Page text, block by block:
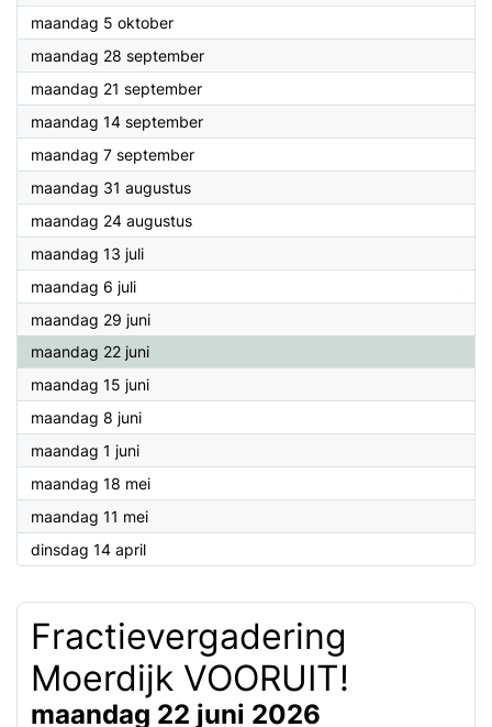
maandag 5 oktober2026
maandag 28 september2026
maandag 21 september2026
maandag 14 september2026
maandag 7 september2026
maandag 31 augustus2026
maandag 24 augustus2026
maandag 13 juli2026
maandag 6 juli2026
maandag 29 juni2026
maandag 22 juni2026
maandag 15 juni2026
maandag 8 juni2026
maandag 1 juni2026
maandag 18 mei2026
maandag 11 mei2026
dinsdag 14 april2026
Fractievergadering
Moerdijk VOORUIT!
maandag 22 juni 2026